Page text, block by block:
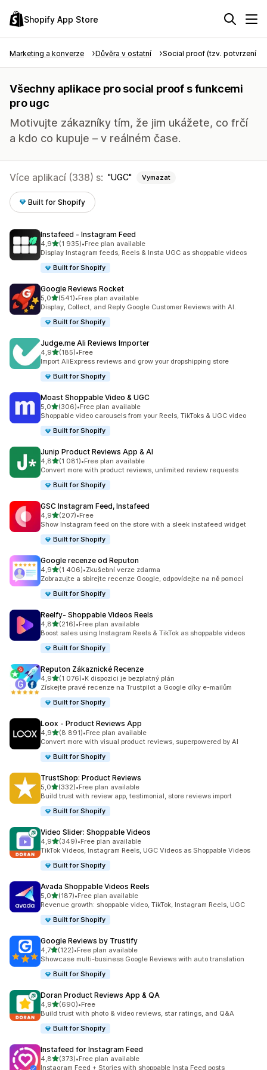
Shopify App Store
Marketing a konverze Důvěra v ostatní Social proof (tzv. potvrzení
Všechny aplikace pro social proof s funkcemi
pro ugc
Motivujte zákazníky tím, že jim ukážete, co frčí
a kdo co kupuje – v reálném čase.
Více aplikací (338) s: UGC Vymazat
Built for Shopify
Instafeed ‑ Instagram Feed
4,9z 5 hvězd
(1 935)
Celkový počet recenzí: 1935
•Free plan available
Display Instagram feeds, Reels & Insta UGC as shoppable videos
Built for Shopify
Google Reviews Rocket
5,0z 5 hvězd
(541)
Celkový počet recenzí: 541
•Free plan available
Display, Collect, and Reply Google Customer Reviews with AI.
Built for Shopify
Judge.me Ali Reviews Importer
4,9z 5 hvězd
(185)
Celkový počet recenzí: 185
•Free
Import AliExpress reviews and grow your dropshipping store
Built for Shopify
Moast Shoppable Video & UGC
5,0z 5 hvězd
(306)
Celkový počet recenzí: 306
•Free plan available
Shoppable video carousels from your Reels, TikToks & UGC video
Built for Shopify
Junip Product Reviews App & AI
4,8z 5 hvězd
(1 081)
Celkový počet recenzí: 1081
•Free plan available
Convert more with product reviews, unlimited review requests
Built for Shopify
GSC Instagram Feed, Instafeed
4,9z 5 hvězd
(207)
Celkový počet recenzí: 207
•Free
Show Instagram feed on the store with a sleek instafeed widget
Built for Shopify
Google recenze od Reputon
4,9z 5 hvězd
(1 406)
Celkový počet recenzí: 1406
•Zkušební verze zdarma
Zobrazujte a sbírejte recenze Google, odpovídejte na ně pomocí
Built for Shopify
Reelfy‑ Shoppable Videos Reels
4,8z 5 hvězd
(216)
Celkový počet recenzí: 216
•Free plan available
Boost sales using Instagram Reels & TikTok as shoppable videos
Built for Shopify
Reputon Zákaznické Recenze
4,9z 5 hvězd
(1 076)
Celkový počet recenzí: 1076
•K dispozici je bezplatný plán
Získejte pravé recenze na Trustpilot a Google díky e-mailům
Built for Shopify
Loox ‑ Product Reviews App
4,9z 5 hvězd
(8 891)
Celkový počet recenzí: 8891
•Free plan available
Convert more with visual product reviews, superpowered by AI
Built for Shopify
TrustShop: Product Reviews
5,0z 5 hvězd
(332)
Celkový počet recenzí: 332
•Free plan available
Build trust with review app, testimonial, store reviews import
Built for Shopify
Video Slider: Shoppable Videos
4,9z 5 hvězd
(349)
Celkový počet recenzí: 349
•Free plan available
TikTok Videos, Instagram Reels, UGC Videos as Shoppable Videos
Built for Shopify
Avada Shoppable Videos Reels
5,0z 5 hvězd
(187)
Celkový počet recenzí: 187
•Free plan available
Revenue growth: shoppable video, TikTok, Instagram Reels, UGC
Built for Shopify
Google Reviews by Trustify
4,7z 5 hvězd
(122)
Celkový počet recenzí: 122
•Free plan available
Showcase multi-business Google Reviews with auto translation
Built for Shopify
Doran Product Reviews App & QA
4,9z 5 hvězd
(690)
Celkový počet recenzí: 690
•Free
Build trust with photo & video reviews, star ratings, and Q&A
Built for Shopify
Instafeed for Instagram Feed
4,8z 5 hvězd
(373)
Celkový počet recenzí: 373
•Free plan available
Instagram Feed + Stories with shoppable Insta Feed posts